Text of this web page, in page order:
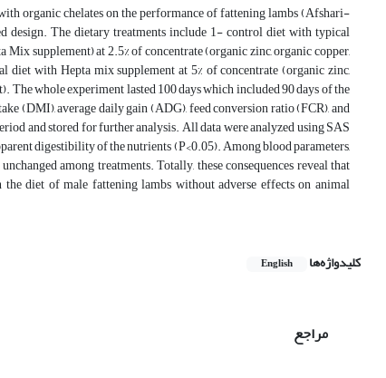
organic chelates on the performance of fattening lambs (Afshari-
The dietary treatments include 1- control diet with typical
supplement) at 2.5% of concentrate (organic zinc, organic copper,
diet with Hepta mix supplement at 5% of concentrate (organic zinc,
The whole experiment lasted 100 days which included 90 days of the
(DMI), average daily gain (ADG), feed conversion ratio (FCR), and
and stored for further analysis. All data were analyzed using SAS
digestibility of the nutrients (P<0.05). Among blood parameters,
among treatments. Totally, these consequences reveal that
diet of male fattening lambs without adverse effects on animal
کلیدواژه‌ها English
مراجع